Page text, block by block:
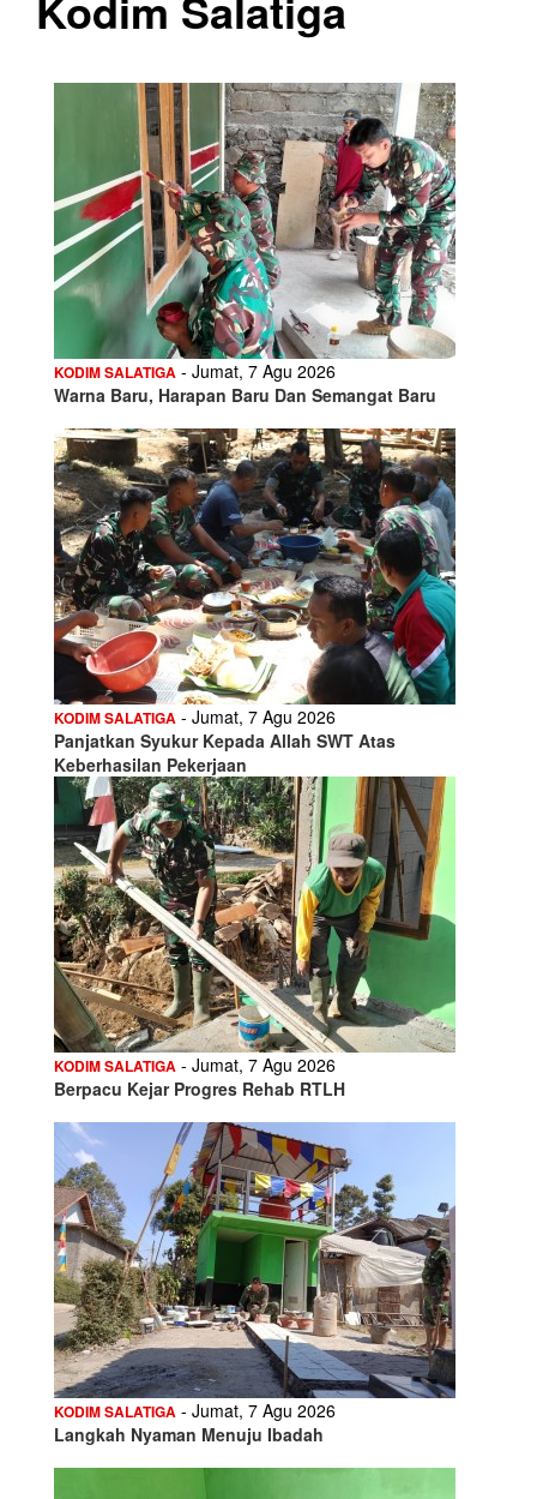
KODIM SALATIGA - Jumat, 7 Agu 2026
Warna Baru, Harapan Baru Dan Semangat Baru
KODIM SALATIGA - Jumat, 7 Agu 2026
Panjatkan Syukur Kepada Allah SWT Atas
Keberhasilan Pekerjaan
KODIM SALATIGA - Jumat, 7 Agu 2026
Berpacu Kejar Progres Rehab RTLH
KODIM SALATIGA - Jumat, 7 Agu 2026
Langkah Nyaman Menuju Ibadah